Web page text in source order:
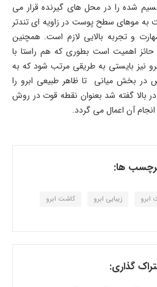
شده را در محل های گیرنده قرار می
به موهای سطح پوست در زاویه ای تندتر
و تجربه بالایی لازم است. همچنین
حائز اهمیت است بطوری که هم راستا با
نیز بایستی به طریقی مرتب شود که به
بخش میانی تا ظاهر طبیعی ابرو را
بالا گفته شد بعنوان نقطه قوت در روش
ها:
زیبایی ابرو کاشت ابرو
گذاری: